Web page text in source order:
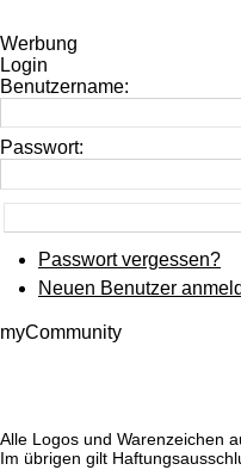
Werbung
Login
Benutzername:
Passwort:
Passwort vergessen?
Neuen Benutzer
myCommunity
Alle Logos und Warenzeichen
Im übrigen gilt